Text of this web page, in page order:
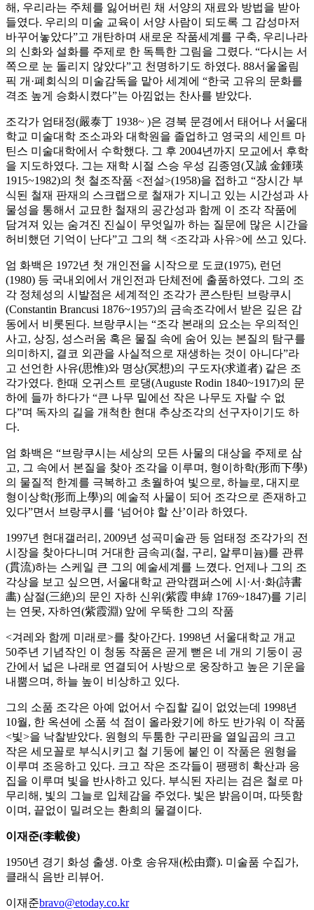
해, 우리라는 주체를 잃어버린 채 서양의 재료와 방법을 받아
들였다. 우리의 미술 교육이 서양 사람이 되도록 그 감성마저
바꾸어놓았다”고 개탄하며 새로운 작품세계를 구축, 우리나라
의 신화와 설화를 주제로 한 독특한 그림을 그렸다. “다시는 서
쪽으로 눈 돌리지 않았다”고 천명하기도 하였다. 88서울올림
픽 개·폐회식의 미술감독을 맡아 세계에 “한국 고유의 문화를
격조 높게 승화시켰다”는 아낌없는 찬사를 받았다.
조각가 엄태정(嚴泰丁 1938~ )은 경북 문경에서 태어나 서울대
학교 미술대학 조소과와 대학원을 졸업하고 영국의 세인트 마
틴스 미술대학에서 수학했다. 그 후 2004년까지 모교에서 후학
을 지도하였다. 그는 재학 시절 스승 우성 김종영(又誠 金鍾瑛
1915~1982)의 첫 철조작품 <전설>(1958)을 접하고 “장시간 부
식된 철재 판재의 스크랩으로 철재가 지니고 있는 시간성과 사
물성을 통해서 교묘한 철재의 공간성과 함께 이 조각 작품에
담겨져 있는 숨겨진 진실이 무엇일까 하는 질문에 많은 시간을
허비했던 기억이 난다”고 그의 책 <조각과 사유>에 쓰고 있다.
엄 화백은 1972년 첫 개인전을 시작으로 도쿄(1975), 런던
(1980) 등 국내외에서 개인전과 단체전에 출품하였다. 그의 조
각 정체성의 시발점은 세계적인 조각가 콘스탄틴 브랑쿠시
(Constantin Brancusi 1876~1957)의 금속조각에서 받은 깊은 감
동에서 비롯된다. 브랑쿠시는 “조각 본래의 요소는 우의적인
사고, 상징, 성스러움 혹은 물질 속에 숨어 있는 본질의 탐구를
의미하지, 결코 외관을 사실적으로 재생하는 것이 아니다”라
고 선언한 사유(思惟)와 명상(冥想)의 구도자(求道者) 같은 조
각가였다. 한때 오귀스트 로댕(Auguste Rodin 1840~1917)의 문
하에 들까 하다가 “큰 나무 밑에선 작은 나무도 자랄 수 없
다”며 독자의 길을 개척한 현대 추상조각의 선구자이기도 하
다.
엄 화백은 “브랑쿠시는 세상의 모든 사물의 대상을 주제로 삼
고, 그 속에서 본질을 찾아 조각을 이루며, 형이하학(形而下學)
의 물질적 한계를 극복하고 초월하여 빛으로, 하늘로, 대지로
형이상학(形而上學)의 예술적 사물이 되어 조각으로 존재하고
있다”면서 브랑쿠시를 ‘넘어야 할 산’이라 하였다.
1997년 현대갤러리, 2009년 성곡미술관 등 엄태정 조각가의 전
시장을 찾아다니며 거대한 금속괴(철, 구리, 알루미늄)를 관류
(貫流)하는 스케일 큰 그의 예술세계를 느꼈다. 언제나 그의 조
각상을 보고 싶으면, 서울대학교 관악캠퍼스에 시·서·화(詩書
畵) 삼절(三絶)의 문인 자하 신위(紫霞 申緯 1769~1847)를 기리
는 연못, 자하연(紫霞淵) 앞에 우뚝한 그의 작품
<겨레와 함께 미래로>를 찾아간다. 1998년 서울대학교 개교
50주년 기념작인 이 청동 작품은 곧게 뻗은 네 개의 기둥이 공
간에서 넓은 나래로 연결되어 사방으로 웅장하고 높은 기운을
내뿜으며, 하늘 높이 비상하고 있다.
그의 소품 조각은 아예 없어서 수집할 길이 없었는데 1998년
10월, 한 옥션에 소품 석 점이 올라왔기에 하도 반가워 이 작품
<빛>을 낙찰받았다. 원형의 두툼한 구리판을 열일곱의 크고
작은 세모꼴로 부식시키고 철 기둥에 붙인 이 작품은 원형을
이루며 조응하고 있다. 크고 작은 조각들이 팽팽히 확산과 응
집을 이루며 빛을 반사하고 있다. 부식된 자리는 검은 철로 마
무리해, 빛의 그늘로 입체감을 주었다. 빛은 밝음이며, 따뜻함
이며, 끝없이 밀려오는 환희의 물결이다.
이재준(李載俊)
1950년 경기 화성 출생. 아호 송유재(松由齋). 미술품 수집가,
클래식 음반 리뷰어.
이재준bravo@etoday.co.kr